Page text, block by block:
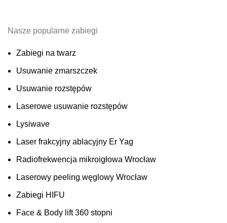
Nasze popularne zabiegi
Zabiegi na twarz
Usuwanie zmarszczek
Usuwanie rozstępów
Laserowe usuwanie rozstępów
Lysiwave
Laser frakcyjny ablacyjny Er Yag
Radiofrekwencja mikroigłowa Wrocław
Laserowy peeling węglowy Wrocław
Zabiegi HIFU
Face & Body lift 360 stopni